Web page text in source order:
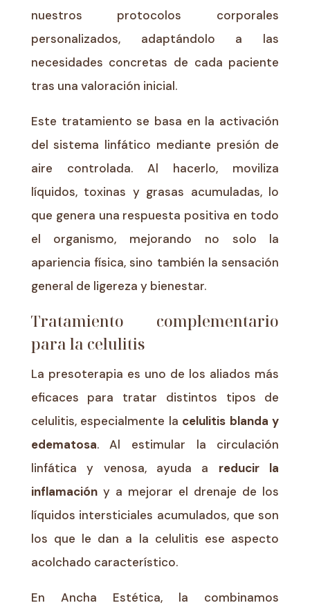
nuestros protocolos corporales
personalizados, adaptándolo a las
necesidades concretas de cada paciente
tras una valoración inicial.
Este tratamiento se basa en la activación
del sistema linfático mediante presión de
aire controlada. Al hacerlo, moviliza
líquidos, toxinas y grasas acumuladas, lo
que genera una respuesta positiva en todo
el organismo, mejorando no solo la
apariencia física, sino también la sensación
general de ligereza y bienestar.
Tratamiento complementario
para la celulitis
La presoterapia es uno de los aliados más
eficaces para tratar distintos tipos de
celulitis, especialmente la celulitis blanda y
edematosa. Al estimular la circulación
linfática y venosa, ayuda a reducir la
inflamacióny a mejorar el drenaje de los
líquidos intersticiales acumulados, que son
los que le dan a la celulitis ese aspecto
acolchado característico.
En Ancha Estética, la combinamos